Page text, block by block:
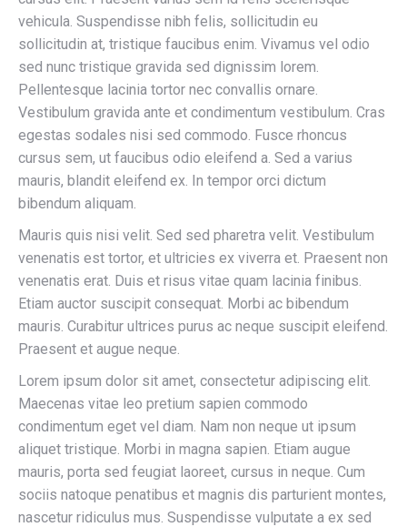
vehicula. Suspendisse nibh felis, sollicitudin eu
sollicitudin at, tristique faucibus enim. Vivamus vel odio
sed nunc tristique gravida sed dignissim lorem.
Pellentesque lacinia tortor nec convallis ornare.
Vestibulum gravida ante et condimentum vestibulum. Cras
egestas sodales nisi sed commodo. Fusce rhoncus
cursus sem, ut faucibus odio eleifend a. Sed a varius
mauris, blandit eleifend ex. In tempor orci dictum
bibendum aliquam.
Mauris quis nisi velit. Sed sed pharetra velit. Vestibulum
venenatis est tortor, et ultricies ex viverra et. Praesent non
venenatis erat. Duis et risus vitae quam lacinia finibus.
Etiam auctor suscipit consequat. Morbi ac bibendum
mauris. Curabitur ultrices purus ac neque suscipit eleifend.
Praesent et augue neque.
Lorem ipsum dolor sit amet, consectetur adipiscing elit.
Maecenas vitae leo pretium sapien commodo
condimentum eget vel diam. Nam non neque ut ipsum
aliquet tristique. Morbi in magna sapien. Etiam augue
mauris, porta sed feugiat laoreet, cursus in neque. Cum
sociis natoque penatibus et magnis dis parturient montes,
nascetur ridiculus mus. Suspendisse vulputate a ex sed